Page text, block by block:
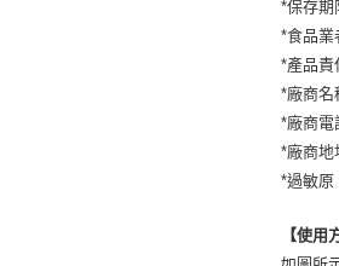
*保存期
*食品業
*產品責
*廠商名
*廠商電
*廠商地
*過敏原
【使用